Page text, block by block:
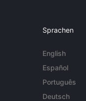
Sprachen
English
Español
Português
Deutsch